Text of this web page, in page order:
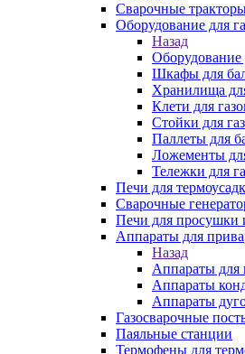
Сварочные
Оборудование для
Назад
Оборудование
Шкафы для
Хранилища
Клети для
Стойки для
Паллеты для
Ложементы
Тележки для
Печи для
Сварочные
Печи для просушки
Аппараты для
Назад
Аппараты для
Аппараты
Аппараты
Газосварочные
Паяльные станции
Термофены для